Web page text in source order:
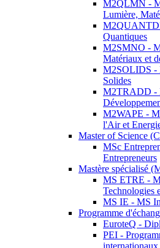
M2QLMN -
Lumière,
Quantiques
M2SMNO -
Matériaux et
M2SOLIDS -
Solides
M2TRADD -
M2WAPE -
l'Air et
Master of Science
MSc
Entrepreneurs
Mastère spécialisé
MS ETRE -
Technologies
MS IE - MS
Programme
EuroteQ -
PEI -
internationaux